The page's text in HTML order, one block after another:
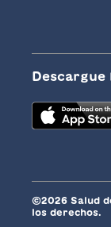
Descargue
©2026 Salud
los derechos.